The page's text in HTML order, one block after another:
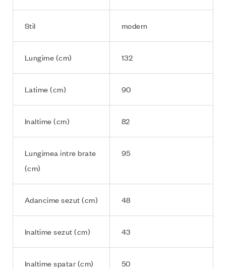
Stil modern
Lungime (cm) 132
Latime (cm) 90
Inaltime (cm) 82
Lungimea intre brate
(cm)
95
Adancime sezut (cm) 48
Inaltime sezut (cm) 43
Inaltime spatar (cm) 50